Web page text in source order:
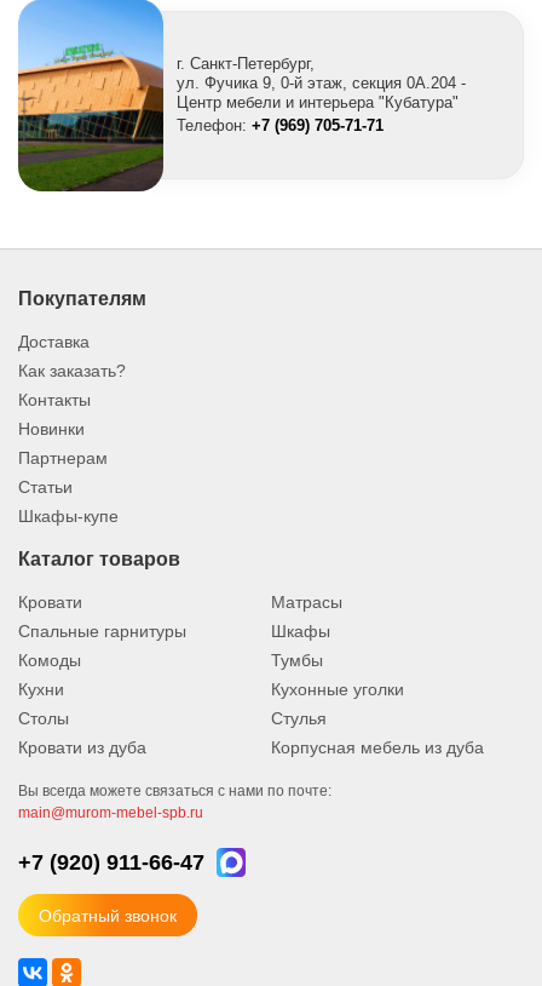
г. Санкт-Петербург,
ул. Фучика 9, 0-й этаж, секция 0A.204 -
Центр мебели и интерьера "Кубатура"
Телефон: +7 (969) 705-71-71
Покупателям
Доставка
Как заказать?
Контакты
Новинки
Партнерам
Статьи
Шкафы-купе
Каталог товаров
Кровати
Матрасы
Спальные гарнитуры
Шкафы
Комоды
Тумбы
Кухни
Кухонные уголки
Столы
Стулья
Кровати из дуба
Корпусная мебель из дуба
Вы всегда можете связаться с нами по почте:
main@murom-mebel-spb.ru
+7 (920) 911-66-47
Обратный звонок